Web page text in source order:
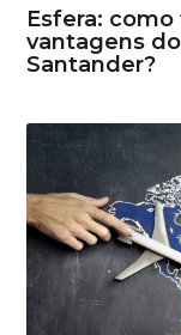
Esfera:
vantagens
Santander?